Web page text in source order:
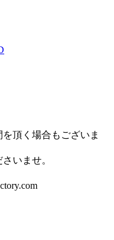
頂く場合もございま
いませ。